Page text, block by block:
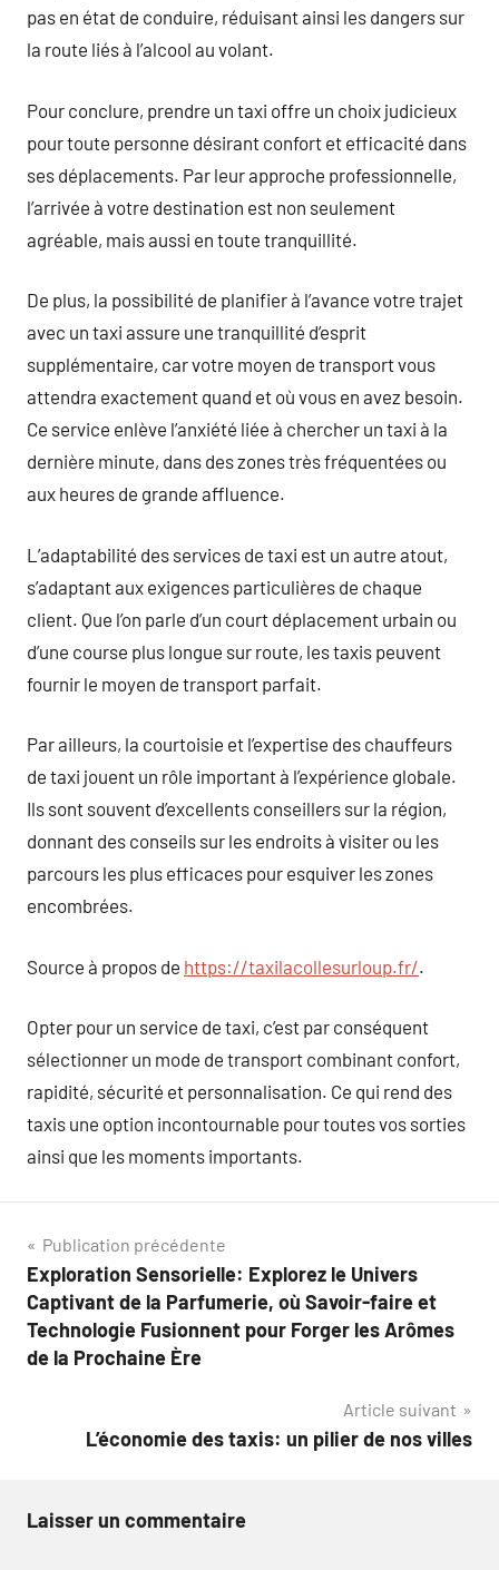
pas en état de conduire, réduisant ainsi les dangers sur
la route liés à l’alcool au volant.
Pour conclure, prendre un taxi offre un choix judicieux
pour toute personne désirant confort et efficacité dans
ses déplacements. Par leur approche professionnelle,
l’arrivée à votre destination est non seulement
agréable, mais aussi en toute tranquillité.
De plus, la possibilité de planifier à l’avance votre trajet
avec un taxi assure une tranquillité d’esprit
supplémentaire, car votre moyen de transport vous
attendra exactement quand et où vous en avez besoin.
Ce service enlève l’anxiété liée à chercher un taxi à la
dernière minute, dans des zones très fréquentées ou
aux heures de grande affluence.
L’adaptabilité des services de taxi est un autre atout,
s’adaptant aux exigences particulières de chaque
client. Que l’on parle d’un court déplacement urbain ou
d’une course plus longue sur route, les taxis peuvent
fournir le moyen de transport parfait.
Par ailleurs, la courtoisie et l’expertise des chauffeurs
de taxi jouent un rôle important à l’expérience globale.
Ils sont souvent d’excellents conseillers sur la région,
donnant des conseils sur les endroits à visiter ou les
parcours les plus efficaces pour esquiver les zones
encombrées.
Source à propos de https://taxilacollesurloup.fr/.
Opter pour un service de taxi, c’est par conséquent
sélectionner un mode de transport combinant confort,
rapidité, sécurité et personnalisation. Ce qui rend des
taxis une option incontournable pour toutes vos sorties
ainsi que les moments importants.
Navigation
de
l’article
Publication précédente
Exploration Sensorielle: Explorez le Univers
Captivant de la Parfumerie, où Savoir-faire et
Technologie Fusionnent pour Forger les Arômes
de la Prochaine Ère
Article suivant
L’économie des taxis: un pilier de nos villes
Laisser un commentaire